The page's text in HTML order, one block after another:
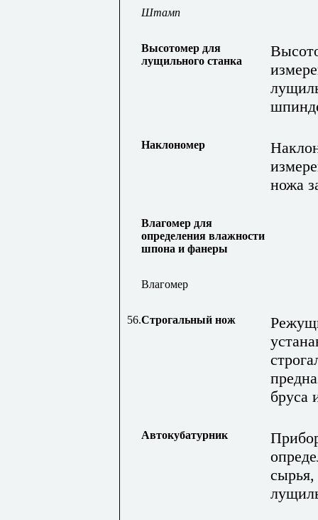
Штамп
Высотомер для
лущильного станка
Наклономер
ножа
Влагомер для
определения влажности
шпона и фанеры
Влагомер
56.Строгальный нож
бруса
Автокубатурник
сырья,